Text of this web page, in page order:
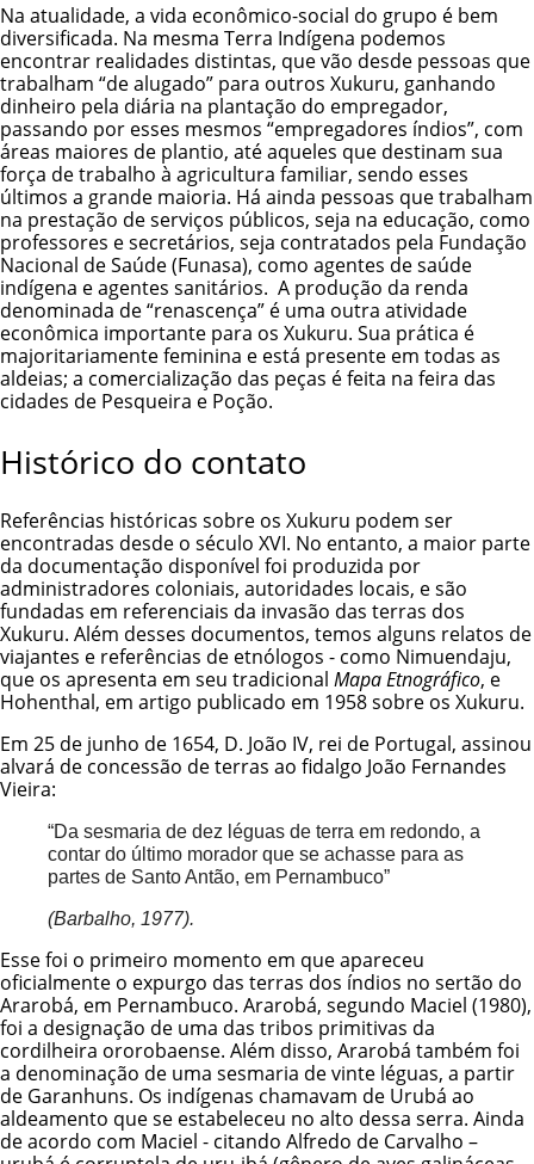
Na atualidade, a vida econômico-social do grupo é bem
diversificada. Na mesma Terra Indígena podemos
encontrar realidades distintas, que vão desde pessoas que
trabalham “de alugado” para outros Xukuru, ganhando
dinheiro pela diária na plantação do empregador,
passando por esses mesmos “empregadores índios”, com
áreas maiores de plantio, até aqueles que destinam sua
força de trabalho à agricultura familiar, sendo esses
últimos a grande maioria. Há ainda pessoas que trabalham
na prestação de serviços públicos, seja na educação, como
professores e secretários, seja contratados pela Fundação
Nacional de Saúde (Funasa), como agentes de saúde
indígena e agentes sanitários. A produção da renda
denominada de “renascença” é uma outra atividade
econômica importante para os Xukuru. Sua prática é
majoritariamente feminina e está presente em todas as
aldeias; a comercialização das peças é feita na feira das
cidades de Pesqueira e Poção.
Histórico do contato
Referências históricas sobre os Xukuru podem ser
encontradas desde o século XVI. No entanto, a maior parte
da documentação disponível foi produzida por
administradores coloniais, autoridades locais, e são
fundadas em referenciais da invasão das terras dos
Xukuru. Além desses documentos, temos alguns relatos de
viajantes e referências de etnólogos - como Nimuendaju,
que os apresenta em seu tradicional Mapa Etnográfico, e
Hohenthal, em artigo publicado em 1958 sobre os Xukuru.
Em 25 de junho de 1654, D. João IV, rei de Portugal, assinou
alvará de concessão de terras ao fidalgo João Fernandes
Vieira:
“Da sesmaria de dez léguas de terra em redondo, a
contar do último morador que se achasse para as
partes de Santo Antão, em Pernambuco”
(Barbalho, 1977).
Esse foi o primeiro momento em que apareceu
oficialmente o expurgo das terras dos índios no sertão do
Ararobá, em Pernambuco. Ararobá, segundo Maciel (1980),
foi a designação de uma das tribos primitivas da
cordilheira ororobaense. Além disso, Ararobá também foi
a denominação de uma sesmaria de vinte léguas, a partir
de Garanhuns. Os indígenas chamavam de Urubá ao
aldeamento que se estabeleceu no alto dessa serra. Ainda
de acordo com Maciel - citando Alfredo de Carvalho –